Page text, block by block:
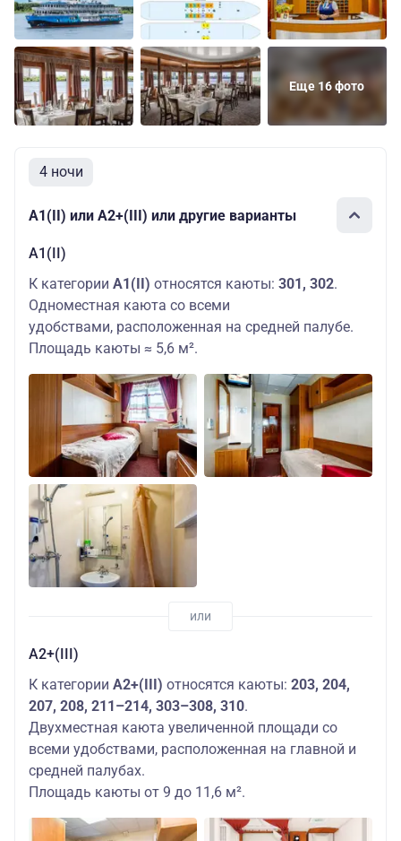
Средняя
палуба
Основных мест:
1
68390
Средняя
палуба
Полулюкс
Основных мест:
2
Дополнительных
мест: 1
Шлюпочная
Еще 16 фото
4 ночи
А1(II) или А2+(III) или другие варианты
А1(II)
К категории А1(II) относятся каюты: 301, 302.
Одноместная каюта со всеми
удобствами, расположенная на средней палубе.
Площадь каюты ≈ 5,6 м².
А2+(III)
К категории А2+(III) относятся каюты: 203, 204,
207, 208, 211–214, 303–308, 310.
Двухместная каюта увеличенной площади со
всеми удобствами, расположенная на главной и
средней палубах.
Площадь каюты от 9 до 11,6 м².